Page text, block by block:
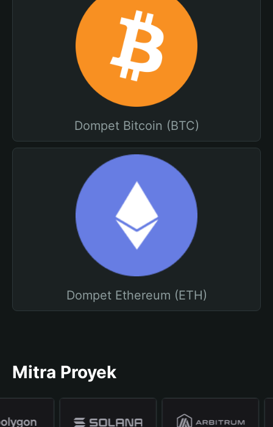
Dompet Bitcoin (BTC)
Dompet Ethereum (ETH)
Mitra Proyek